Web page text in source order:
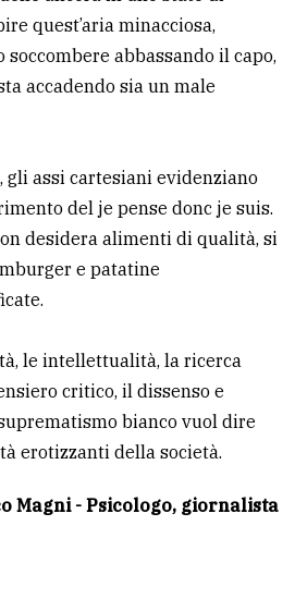
quest’aria minacciosa,
abbassando il capo,
accadendo sia un male
gli assi cartesiani evidenziano
del je pense donc je suis.
desidera alimenti di qualità, si
e patatine
le intellettualità, la ricerca
critico, il dissenso e
bianco vuol dire
erotizzanti della società.
Magni - Psicologo, giornalista